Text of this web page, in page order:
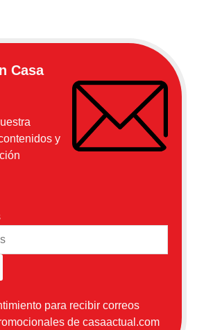
Casa
y
para recibir correos
de casaactual.com